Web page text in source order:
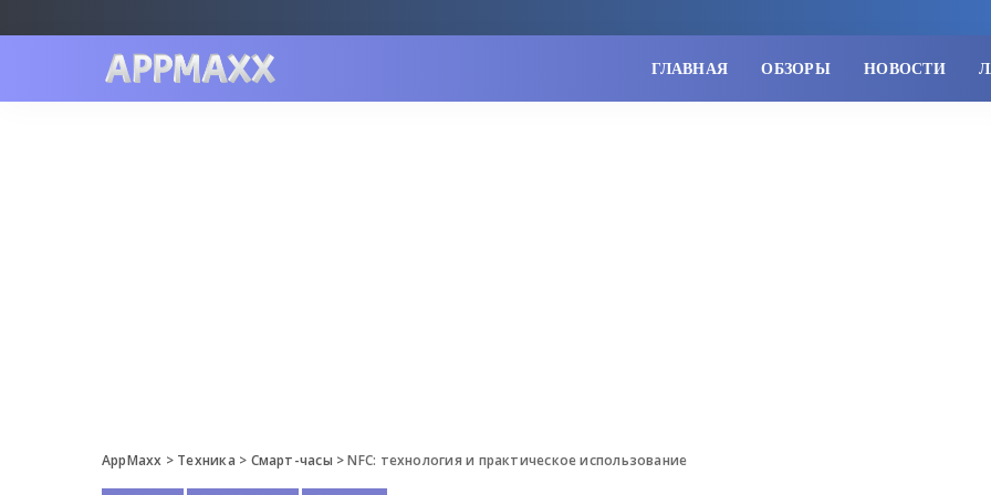
ГЛАВНАЯ ОБЗОРЫ НОВОСТИ
AppMaxx > Техника > Смарт-часы >NFC: технология и практическое использование